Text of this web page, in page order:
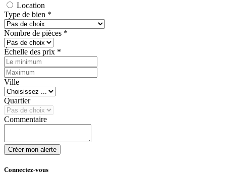
Location
Type de bien *
Nombre de pièces *
Échelle des prix *
Ville
Quartier
Commentaire
Créer mon alerte
Connectez-vous